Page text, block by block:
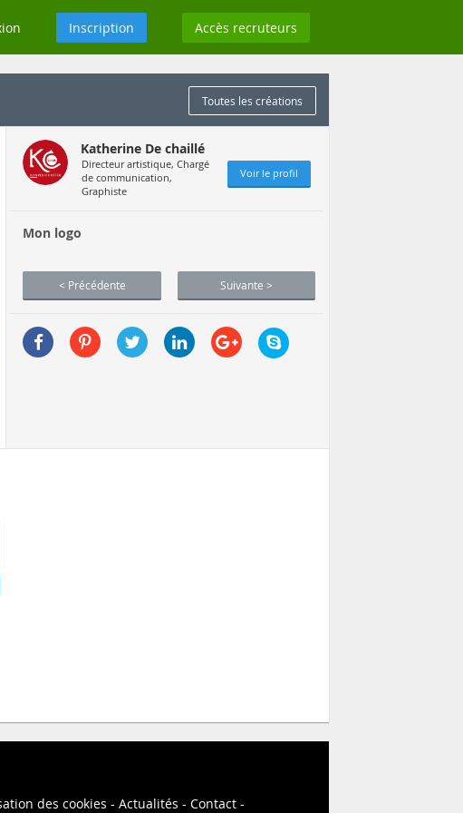
Inscription Accès recruteurs
Toutes les créations
Katherine De chaillé
Directeur artistique, Chargé
de communication,
Graphiste
Voir le profil
Mon logo
< Précédente Suivante >
des cookies Actualités Contact